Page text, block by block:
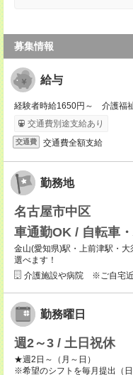
募集情報
給与
経験者時給1650円～ 介護福
交通費別途支給あり
交通費 交通費全額支給
勤務地
名古屋市中区
車通勤OK / 自転車
金山(愛知県)駅・上前津駅・
選べます！
介護施設や病院 ※ご自宅
勤務曜日
週2～3 / 土日祝休
★週2日～（月～日）
※希望のシフトを毎月提出（